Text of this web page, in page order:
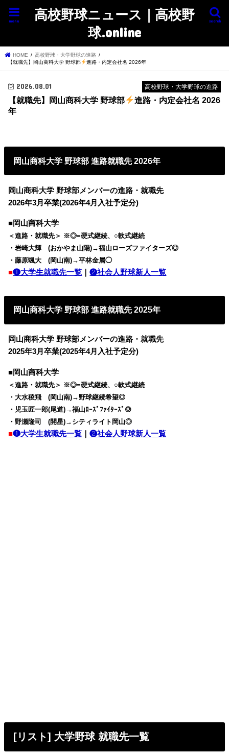
高校野球ニュース｜高校野
球.online
search
menu
HOME
高校野球・大学野球の進路
【就職先】岡山商科大学 野球部
進路・内定会社名 2026年
高校野球・大学野球の進路
2026.08.01
【就職先】岡山商科大学 野球部
進路・内定会社名 2026
年
岡山商科大学 野球部 進路就職先 2026年
岡山商科大学 野球部メンバーの進路・就職先
2026年3月卒業(2026年4月入社予定分)
■岡山商科大学
＜進路・就職先＞ ※◎=硬式継続、○軟式継続
・岩崎大輝 (おかやま山陽)→福山ローズファイターズ◎
・藤原颯大 (岡山南)→平林金属◯
■❶大学生就職先一覧 ｜❷社会人野球新人一覧
岡山商科大学 野球部 進路就職先 2025年
岡山商科大学 野球部メンバーの進路・就職先
2025年3月卒業(2025年4月入社予定分)
■岡山商科大学
＜進路・就職先＞ ※◎=硬式継続、○軟式継続
・大水稜飛 (岡山南)→野球継続希望◎
・児玉匠一郎(尾道)→福山ﾛｰｽﾞﾌｧｲﾀｰｽﾞ◎
・野瀬隆司 (開星)→シティライト岡山◎
■❶大学生就職先一覧 ｜❷社会人野球新人一覧
[リスト] 大学野球 就職先一覧